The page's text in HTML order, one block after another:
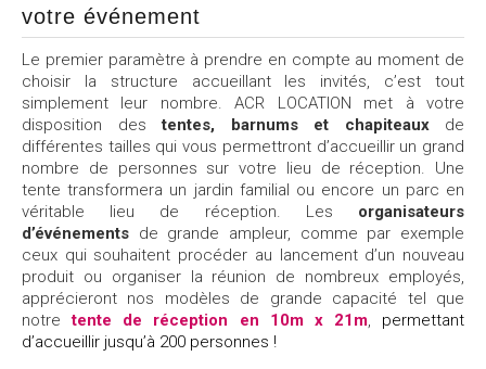
votre événement
Le premier paramètre à prendre en compte au moment de
choisir la structure accueillant les invités, c’est tout
simplement leur nombre. ACR LOCATION met à votre
disposition destentes, barnums et chapiteauxde
différentes tailles qui vous permettront d’accueillir un grand
nombre de personnes sur votre lieu de réception. Une
tente transformera un jardin familial ou encore un parc en
véritable lieu de réception. Les organisateurs
d’événements de grande ampleur, comme par exemple
ceux qui souhaitent procéder au lancement d’un nouveau
produit ou organiser la réunion de nombreux employés,
apprécieront nos modèles de grande capacité tel que
notretente de réception en 10m x 21m, permettant
d’accueillir jusqu’à 200 personnes !